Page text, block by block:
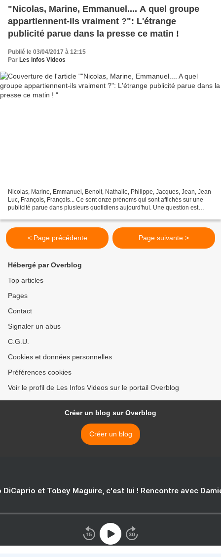
"Nicolas, Marine, Emmanuel.... A quel groupe
appartiennent-ils vraiment ?": L'étrange
publicité parue dans la presse ce matin !
Publié le 03/04/2017 à 12:15
Par Les Infos Videos
Nicolas, Marine, Emmanuel, Benoit, Nathalie, Philippe, Jacques, Jean, Jean-
Luc, François, François... Ce sont onze prénoms qui sont affichés sur une
publicité parue dans plusieurs quotidiens aujourd'hui. Une question est
< Page précédente Page suivante >
Hébergé par Overblog
Top articles
Pages
Contact
Signaler un abus
C.G.U.
Cookies et données personnelles
Préférences cookies
Voir le profil de Les Infos Videos sur le portail Overblog
Créer un blog sur Overblog
Créer un blog
DiCaprio et Tobey Maguire, c'est lui ! Rencontre avec